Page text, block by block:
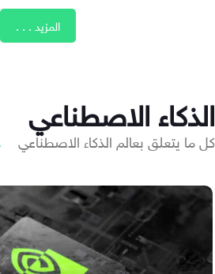
المزيد . . .
الذكاء الاصطناعي
كل ما يتعلق بعالم الذكاء الاصطناعي